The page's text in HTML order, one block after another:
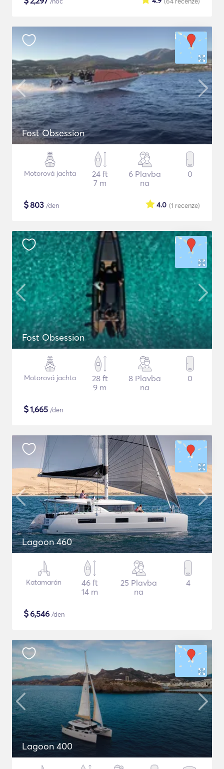
Fost Obsession
Motorová jachta
24 ft
7 m
6 Plavba
na
0
$803 /den (1 recenze)
4.0
Fost Obsession
Motorová jachta
28 ft
9 m
8 Plavba
na
0
$1,665 /den
Lagoon 460
Katamarán
46 ft
14 m
25 Plavba
na
4
$6,546 /den
Lagoon 400